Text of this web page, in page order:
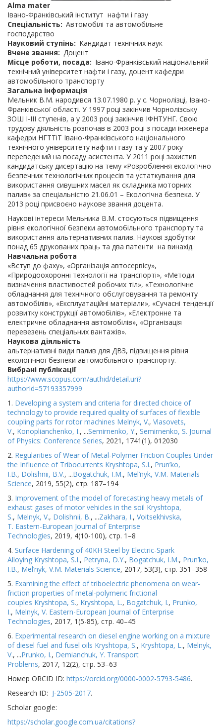
Alma mater
Івано-Франківський інститут нафти і газу
Спеціальність
Автомобілі та автомобільне
господарство
Науковий ступінь
Кандидат технічних наук
Вчене звання
Доцент
Місце роботи, посада
Івано-Франківський національний
технічний університет нафти і газу, доцент кафедри
автомобільного транспорту
Загальна інформація
Мельник В.М. народився 13.07.1980 р. у с. Чорнолізці, Івано-
Франківської області. У 1997 році закінчив Чорнолізську
ЗОШ І-ІІІ ступенів, а у 2003 році закінчив ІФНТУНГ. Свою
трудову діяльність розпочав в 2003 році з посади інженера
кафедри НГТТіТ Івано-Франківського національного
технічного університету нафти і газу та у 2007 року
переведений на посаду асистента. У 2011 році захистив
кандидатську дисертацію на тему «Розроблення екологічно
безпечних технологічних процесів та устаткування для
використання сивушних масел як складника моторних
палив» за спеціальністю 21.06.01 – Екологічна безпека. У
2013 році присвоєно наукове звання доцента.
Наукові інтереси Мельника В.М. стосуються підвищення
рівня екологічної безпеки автомобільного транспорту та
використання альтернативних палив. Наукові здобутки
понад 65 друкованих праць та два патенти на винахід.
Навчальна робота
«Вступ до фаху», «Організація автосервісу»,
«Природоохоронні технології на транспорті», «Методи
визначення властивостей робочих тіл», «Технологічне
обладнання для технічного обслуговування та ремонту
автомобілів», «Експлуатаційні матеріали», «Сучасні тенденції
розвитку конструкції автомобілів», «Електронне та
електричне обладнання автомобілів», «Організація
перевезень спеціальних вантажів».
Наукова діяльність
альтернативні види палив для ДВЗ, підвищення рівня
екологічної безпеки автомобільного транспорту.
Вибрані публікації
https://www.scopus.com/authid/detail.uri?
authorId=57193357999
1. Developing a system and criteria for directed choice of
technology to provide required quality of surfaces of flexible
coupling parts for rotor machines Melnyk, V., Vlasovets,
V., Konoplianchenko, I., ...Semirnenko, Y., Semirnenko, S. Journal
of Physics: Conference Series, 2021, 1741(1), 012030
2. Regularities of Wear of Metal-Polymer Friction Couples Under
the Influence of Tribocurrents Kryshtopa, S.I., Prun’ko,
I.B., Dolishnii, B.V., ...Bogatchuk, I.M., Mel’nyk, V.M. Materials
Science, 2019, 55(2), стр. 187–194
3. Improvement of the model of forecasting heavy metals of
exhaust gases of motor vehicles in the soil Kryshtopa,
S., Melnyk, V., Dolishnii, B., ...Zakhara, I., Voitsekhivska,
T. Eastern-European Journal of Enterprise
Technologies, 2019, 4(10-100), стр. 1–8
4. Surface Hardening of 40KH Steel by Electric-Spark
Alloying Kryshtopa, S.І., Petryna, D.Y., Bogatchuk, I.М., Prun’ko,
I.B., Меl’nyk, V.М. Materials Science, 2017, 53(3), стр. 351–358
5. Examining the effect of triboelectric phenomena on wear-
friction properties of metal-polymeric frictional
couples Kryshtopa, S., Kryshtopa, L., Bogatchuk, I., Prunko,
I., Melnyk, V. Eastern-European Journal of Enterprise
Technologies, 2017, 1(5-85), стр. 40–45
6. Experimental research on diesel engine working on a mixture
of diesel fuel and fusel oils Kryshtopa, S., Kryshtopa, L., Melnyk,
V., ...Prunko, I., Demianchuk, Y. Transport
Problems, 2017, 12(2), стр. 53–63
Номер ORCID ID: https://orcid.org/0000-0002-5793-5486.
Research ID: J-2505-2017.
Scholar google:
https://scholar.google.com.ua/citations?